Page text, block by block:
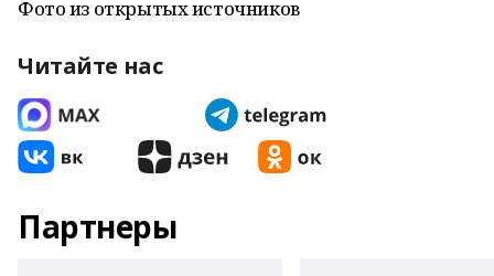
Фото из открытых источников
Читайте нас
Партнеры